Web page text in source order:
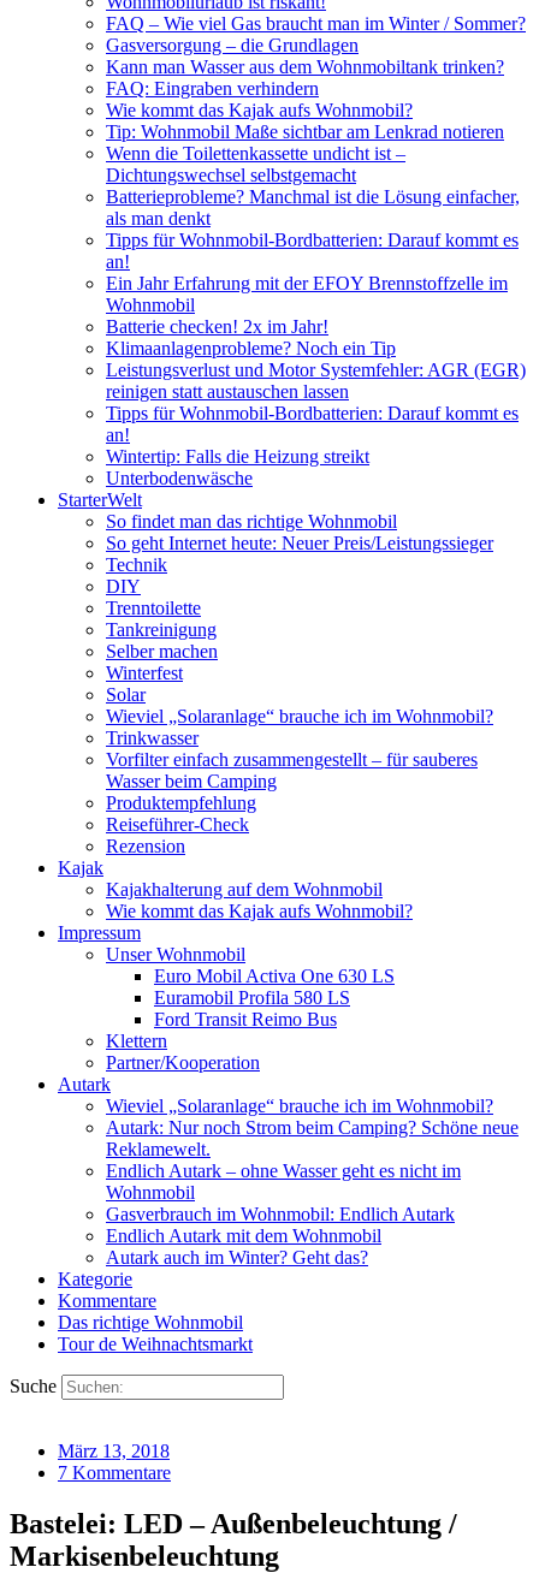
FAQ – Wie viel Gas braucht man im Winter / Sommer?
Gasversorgung – die Grundlagen
Kann man Wasser aus dem Wohnmobiltank trinken?
FAQ: Eingraben verhindern
Wie kommt das Kajak aufs Wohnmobil?
Tip: Wohnmobil Maße sichtbar am Lenkrad notieren
Wenn die Toilettenkassette undicht ist –
Dichtungswechsel selbstgemacht
Batterieprobleme? Manchmal ist die Lösung einfacher,
als man denkt
Tipps für Wohnmobil-Bordbatterien: Darauf kommt es
an!
Ein Jahr Erfahrung mit der EFOY Brennstoffzelle im
Wohnmobil
Batterie checken! 2x im Jahr!
Klimaanlagenprobleme? Noch ein Tip
Leistungsverlust und Motor Systemfehler: AGR (EGR)
reinigen statt austauschen lassen
Tipps für Wohnmobil-Bordbatterien: Darauf kommt es
an!
Wintertip: Falls die Heizung streikt
Unterbodenwäsche
StarterWelt
So findet man das richtige Wohnmobil
So geht Internet heute: Neuer Preis/Leistungssieger
Technik
DIY
Trenntoilette
Tankreinigung
Selber machen
Winterfest
Solar
Wieviel „Solaranlage“ brauche ich im Wohnmobil?
Trinkwasser
Vorfilter einfach zusammengestellt – für sauberes
Wasser beim Camping
Produktempfehlung
Reiseführer-Check
Rezension
Kajak
Kajakhalterung auf dem Wohnmobil
Wie kommt das Kajak aufs Wohnmobil?
Impressum
Unser Wohnmobil
Euro Mobil Activa One 630 LS
Euramobil Profila 580 LS
Ford Transit Reimo Bus
Klettern
Partner/Kooperation
Autark
Wieviel „Solaranlage“ brauche ich im Wohnmobil?
Autark: Nur noch Strom beim Camping? Schöne neue
Reklamewelt.
Endlich Autark – ohne Wasser geht es nicht im
Wohnmobil
Gasverbrauch im Wohnmobil: Endlich Autark
Endlich Autark mit dem Wohnmobil
Autark auch im Winter? Geht das?
Kategorie
Kommentare
Das richtige Wohnmobil
Tour de Weihnachtsmarkt
Suche
März 13, 2018
7 Kommentare
Bastelei: LED – Außenbeleuchtung /
Markisenbeleuchtung